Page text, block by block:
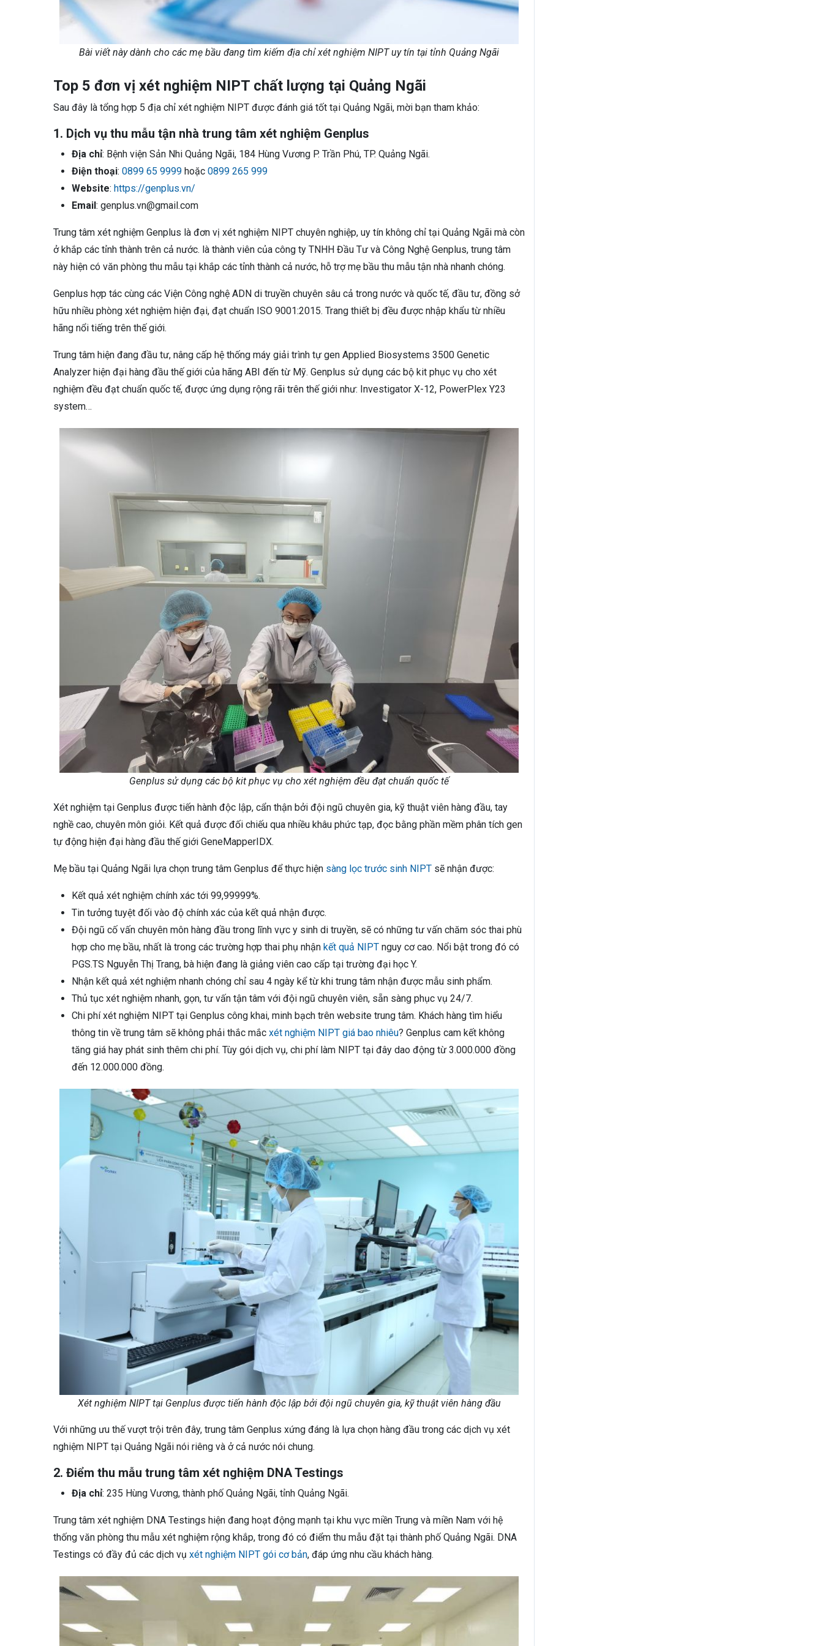
Bài viết này dành cho các mẹ bầu đang tìm kiếm địa chỉ xét nghiệm NIPT uy tín tại tỉnh Quảng Ngãi
Top 5 đơn vị xét nghiệm NIPT chất lượng tại Quảng Ngãi
Sau đây là tổng hợp 5 địa chỉ xét nghiệm NIPT được đánh giá tốt tại Quảng Ngãi, mời bạn tham khảo:
1. Dịch vụ thu mẫu tận nhà trung tâm xét nghiệm Genplus
Địa chỉ: Bệnh viện Sản Nhi Quảng Ngãi, 184 Hùng Vương P. Trần Phú, TP. Quảng Ngãi.
Điện thoại: 0899 65 9999 hoặc 0899 265 999
Website: https://genplus.vn/
Email: genplus.vn@gmail.com
Trung tâm xét nghiệm Genplus là đơn vị xét nghiệm NIPT chuyên nghiệp, uy tín không chỉ tại Quảng Ngãi mà còn
ở khắp các tỉnh thành trên cả nước. là thành viên của công ty TNHH Đầu Tư và Công Nghệ Genplus, trung tâm
này hiện có văn phòng thu mẫu tại khắp các tỉnh thành cả nước, hỗ trợ mẹ bầu thu mẫu tận nhà nhanh chóng.
Genplus hợp tác cùng các Viện Công nghệ ADN di truyền chuyên sâu cả trong nước và quốc tế, đầu tư, đồng sở
hữu nhiều phòng xét nghiệm hiện đại, đạt chuẩn ISO 9001:2015. Trang thiết bị đều được nhập khẩu từ nhiều
hãng nổi tiếng trên thế giới.
Trung tâm hiện đang đầu tư, nâng cấp hệ thống máy giải trình tự gen Applied Biosystems 3500 Genetic
Analyzer hiện đại hàng đầu thế giới của hãng ABI đến từ Mỹ. Genplus sử dụng các bộ kit phục vụ cho xét
nghiệm đều đạt chuẩn quốc tế, được ứng dụng rộng rãi trên thế giới như: Investigator X-12, PowerPlex Y23
system…
Genplus sử dụng các bộ kit phục vụ cho xét nghiệm đều đạt chuẩn quốc tế
Xét nghiệm tại Genplus được tiến hành độc lập, cẩn thận bởi đội ngũ chuyên gia, kỹ thuật viên hàng đầu, tay
nghề cao, chuyên môn giỏi. Kết quả được đối chiếu qua nhiều khâu phức tạp, đọc bằng phần mềm phân tích gen
tự động hiện đại hàng đầu thế giới GeneMapperIDX.
Mẹ bầu tại Quảng Ngãi lựa chọn trung tâm Genplus để thực hiện sàng lọc trước sinh NIPT sẽ nhận được:
Kết quả xét nghiệm chính xác tới 99,99999%.
Tin tưởng tuyệt đối vào độ chính xác của kết quả nhận được.
Đội ngũ cố vấn chuyên môn hàng đầu trong lĩnh vực y sinh di truyền, sẽ có những tư vấn chăm sóc thai phù
hợp cho mẹ bầu, nhất là trong các trường hợp thai phụ nhận kết quả NIPT nguy cơ cao. Nổi bật trong đó có
PGS.TS Nguyễn Thị Trang, bà hiện đang là giảng viên cao cấp tại trường đại học Y.
Nhận kết quả xét nghiệm nhanh chóng chỉ sau 4 ngày kể từ khi trung tâm nhận được mẫu sinh phẩm.
Thủ tục xét nghiệm nhanh, gọn, tư vấn tận tâm với đội ngũ chuyên viên, sẵn sàng phục vụ 24/7.
Chi phí xét nghiệm NIPT tại Genplus công khai, minh bạch trên website trung tâm. Khách hàng tìm hiểu
thông tin về trung tâm sẽ không phải thắc mắc xét nghiệm NIPT giá bao nhiêu? Genplus cam kết không
tăng giá hay phát sinh thêm chi phí. Tùy gói dịch vụ, chi phí làm NIPT tại đây dao động từ 3.000.000 đồng
đến 12.000.000 đồng.
Xét nghiệm NIPT tại Genplus được tiến hành độc lập bởi đội ngũ chuyên gia, kỹ thuật viên hàng đầu
Với những ưu thế vượt trội trên đây, trung tâm Genplus xứng đáng là lựa chọn hàng đầu trong các dịch vụ xét
nghiệm NIPT tại Quảng Ngãi nói riêng và ở cả nước nói chung.
2. Điểm thu mẫu trung tâm xét nghiệm DNA Testings
Địa chỉ: 235 Hùng Vương, thành phố Quảng Ngãi, tỉnh Quảng Ngãi.
Trung tâm xét nghiệm DNA Testings hiện đang hoạt động mạnh tại khu vực miền Trung và miền Nam với hệ
thống văn phòng thu mẫu xét nghiệm rộng khắp, trong đó có điểm thu mẫu đặt tại thành phố Quảng Ngãi. DNA
Testings có đầy đủ các dịch vụ xét nghiệm NIPT gói cơ bản, đáp ứng nhu cầu khách hàng.